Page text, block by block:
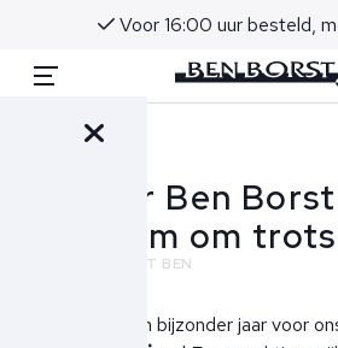
Voor 16:00 uur besteld,
30 jaar Ben
jubileum om
ECHT BEN
Dit jaar is een bijzonder jaar voor